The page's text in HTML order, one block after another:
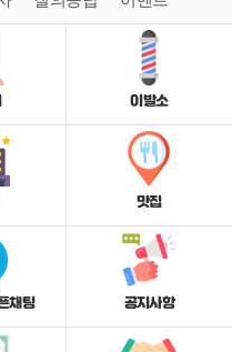
이발소
맛집
채팅 공지사항